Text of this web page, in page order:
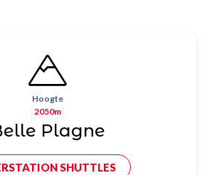
Hoogte
2050m
Plagne
SHUTTLES